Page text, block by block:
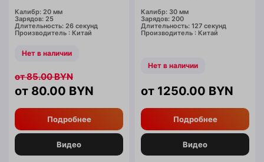
Калибр: 20 мм
Зарядов: 25
Длительность: 26 секунд
Производитель : Китай
Нет в наличии
80.00 BYN
85.00BYN
Подробнее
Видео
Калибр: 30 мм
Зарядов: 200
Длительность: 127 секунд
Производитель : Китай
Нет в наличии
1250.00 BYN
Подробнее
Видео